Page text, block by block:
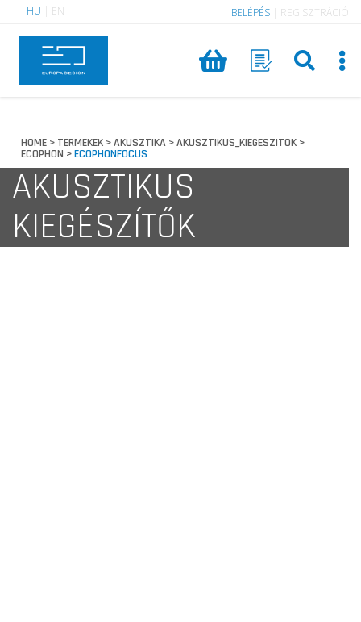
HU EN BELÉPÉS REGISZTRÁCIÓ
HOME > TERMEKEK >AKUSZTIKA >AKUSZTIKUS_KIEGESZITOK >
ECOPHON >ECOPHONFOCUS
AKUSZTIKUS
KIEGÉSZÍTŐK